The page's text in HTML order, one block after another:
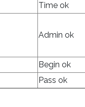
Time ok
Admin ok
Begin ok
Pass ok